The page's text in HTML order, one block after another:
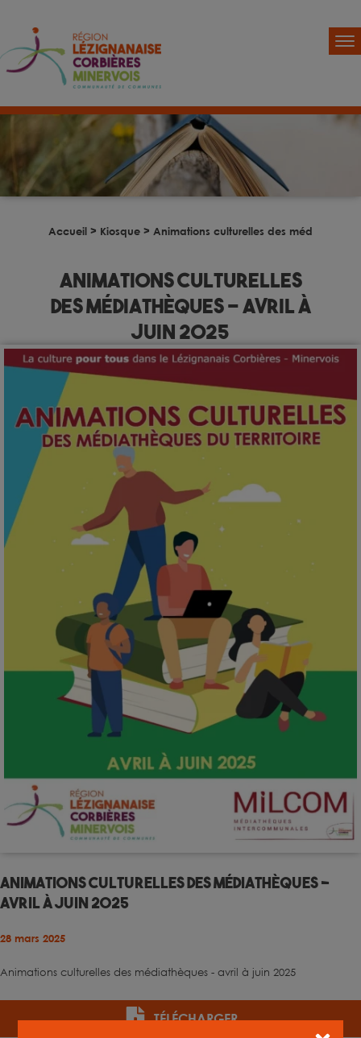
Accueil > Kiosque > Animations culturelles des
Animations culturelles
des médiathèques – avril à
juin 2025
Animations culturelles des médiathèques -
avril à juin 2025
28 mars 2025
Animations culturelles des médiathèques - avril à juin 2025
TÉLÉCHARGER